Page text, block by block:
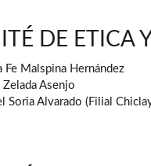
DE ETICA
Fe Malspina Hernández
Zelada Asenjo
Soria Alvarado (Filial